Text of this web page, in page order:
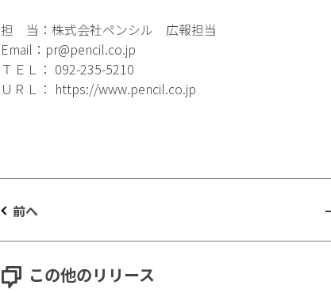
担 当：株式会社ペンシル 広報担当
Email： pr@pencil.co.jp
ＴＥＬ： 092-235-5210
ＵＲＬ： https://www.pencil.co.jp
前へ
この他のリリース